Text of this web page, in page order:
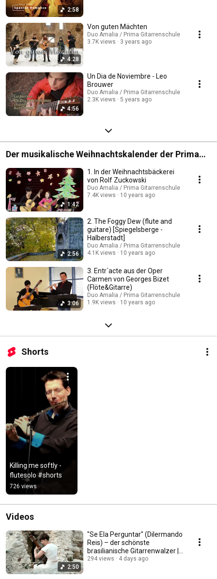
2:58
4:28
Von guten Mächten
Duo Amalia / Prima Gitarrenschule
3.7K views
3 years ago
4:56
Un Dia de Noviembre - Leo
Brouwer
Duo Amalia / Prima Gitarrenschule
2.3K views
5 years ago
Der musikalische Weihnachtskalender der Prima
Gitarrenschule
1:42
1. In der Weihnachtsbäckerei
von Rolf Zuckowski
Duo Amalia / Prima Gitarrenschule
7.4K views
10 years ago
2:56
2. The Foggy Dew (flute and
guitare) [Spiegelsberge -
Halberstadt]
Duo Amalia / Prima Gitarrenschule
4.1K views
10 years ago
3:06
3. Entr´acte aus der Oper
Carmen von Georges Bizet
(Flöte&Gitarre)
Duo Amalia / Prima Gitarrenschule
1.9K views
10 years ago
Shorts
Killing me softly -
flutesolo #shorts
726 views
Videos
2:50
"Se Ela Perguntar" (Dilermando
Reis) – der schönste
brasilianische Gitarrenwalzer |
Katja Hoder
294 views 4 days ago